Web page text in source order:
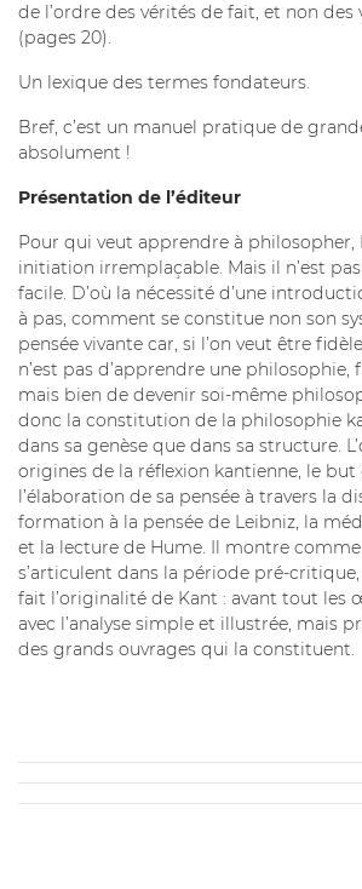
de l’ordre des vérités de fait, et non des
(pages 20).
Un lexique des termes fondateurs.
Bref, c’est un manuel pratique de
absolument !
Présentation de l’éditeur
Pour qui veut apprendre à philosopher,
initiation irremplaçable. Mais il n’est
facile. D’où la nécessité d’une
à pas, comment se constitue non son
pensée vivante car, si l’on veut être
n’est pas d’apprendre une philosophie,
mais bien de devenir soi-même
donc la constitution de la philosophie
dans sa genèse que dans sa structure.
origines de la réflexion kantienne, le but
l’élaboration de sa pensée à travers la
formation à la pensée de Leibniz, la
et la lecture de Hume. Il montre
s’articulent dans la période pré-
fait l’originalité de Kant : avant tout les
avec l’analyse simple et illustrée, mais
des grands ouvrages qui la constituent.